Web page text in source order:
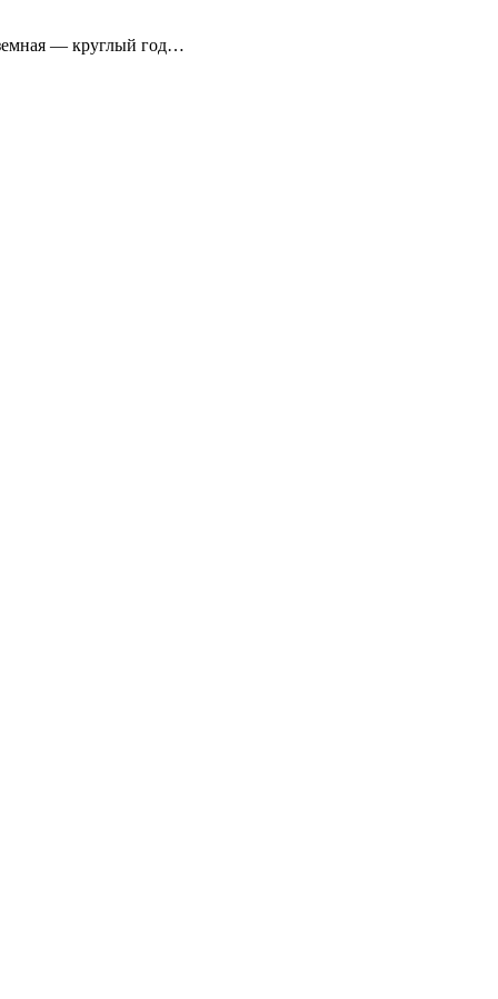
— круглый год…